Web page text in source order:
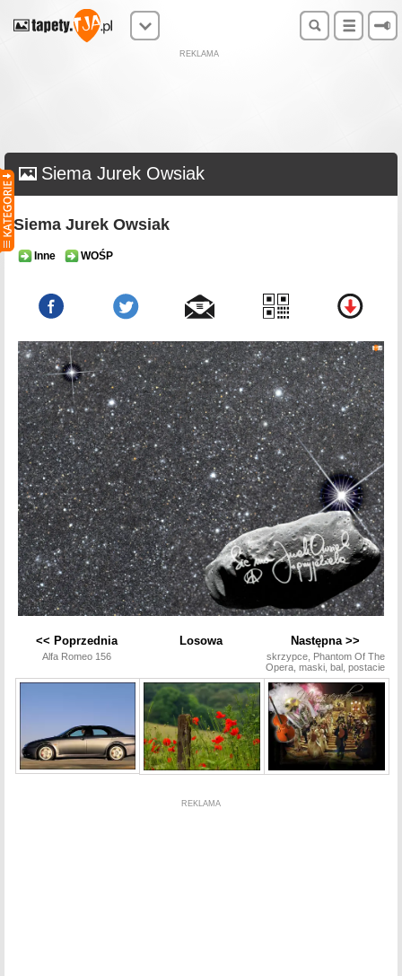
REKLAMA
Siema Jurek Owsiak
Siema Jurek Owsiak
Inne WOŚP
<< Poprzednia
Alfa Romeo 156
Losowa Następna >>
skrzypce, Phantom Of The
Opera, maski, bal, postacie
REKLAMA